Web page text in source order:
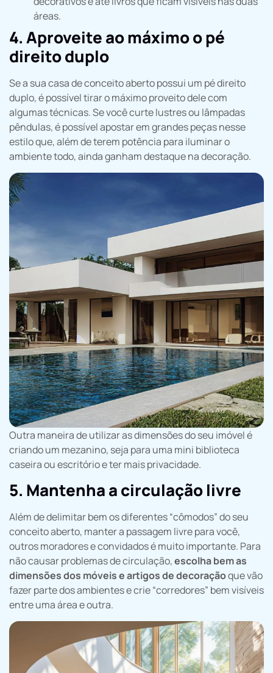
áreas.
4. Aproveite ao máximo o pé
direito duplo
Se a sua casa de conceito aberto possui um pé direito
duplo, é possível tirar o máximo proveito dele com
algumas técnicas. Se você curte lustres ou lâmpadas
pêndulas, é possível apostar em grandes peças nesse
estilo que, além de terem potência para iluminar o
ambiente todo, ainda ganham destaque na decoração.
Outra maneira de utilizar as dimensões do seu imóvel é
criando um mezanino, seja para uma mini biblioteca
caseira ou escritório e ter mais privacidade.
5. Mantenha a circulação livre
Além de delimitar bem os diferentes “cômodos” do seu
conceito aberto, manter a passagem livre para você,
outros moradores e convidados é muito importante. Para
não causar problemas de circulação,escolha bem as
dimensões dos móveis e artigos de decoraçãoque vão
fazer parte dos ambientes e crie “corredores” bem visíveis
entre uma área e outra.